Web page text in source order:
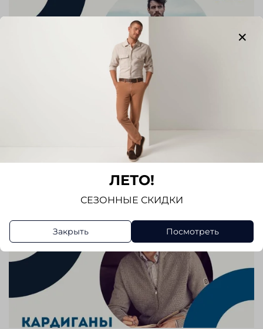
ЛЕТО!
СЕЗОННЫЕ СКИДКИ
Закрыть Посмотреть